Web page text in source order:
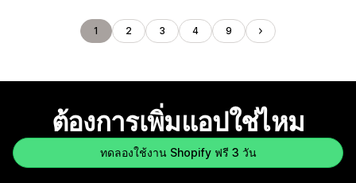
1 2 3 4 9
ต้องการเพิ่มแอปใช่ไหม
ทดลองใช้งาน Shopify ฟรี 3 วัน